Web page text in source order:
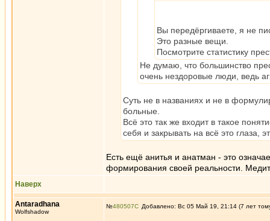
Вы передёргиваете, я не
Это разные вещи.
Посмотрите статистику
Не думаю, что большинство
очень нездоровые люди, ведь
Суть не в названиях и не в
больные.
Всё это так же входит в такое
себя и закрывать на всё это глаза,
Есть ещё анитья и анатман - это
формирования своей реальности.
Наверх
Antaradhana
Wolfshadow
№480507 Добавлено: Вс 05 Май 19, 21:14 (7 лет